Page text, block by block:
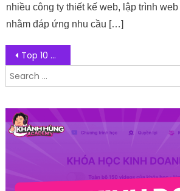
nhiều công ty thiết kế web, lập trình
nhằm đáp ứng nhu cầu […]
Post navigation
Top 10 công ty SEO uy tín hàng đầu Việt Nam
Search for:
Follow